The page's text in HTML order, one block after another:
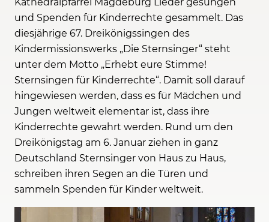
und Spenden für Kinderrechte gesammelt. Das
diesjährige 67. Dreikönigssingen des
Kindermissionswerks „Die Sternsinger“ steht
unter dem Motto „Erhebt eure Stimme!
Sternsingen für Kinderrechte“. Damit soll darauf
hingewiesen werden, dass es für Mädchen und
Jungen weltweit elementar ist, dass ihre
Kinderrechte gewahrt werden. Rund um den
Dreikönigstag am 6. Januar ziehen in ganz
Deutschland Sternsinger von Haus zu Haus,
schreiben ihren Segen an die Türen und
sammeln Spenden für Kinder weltweit.